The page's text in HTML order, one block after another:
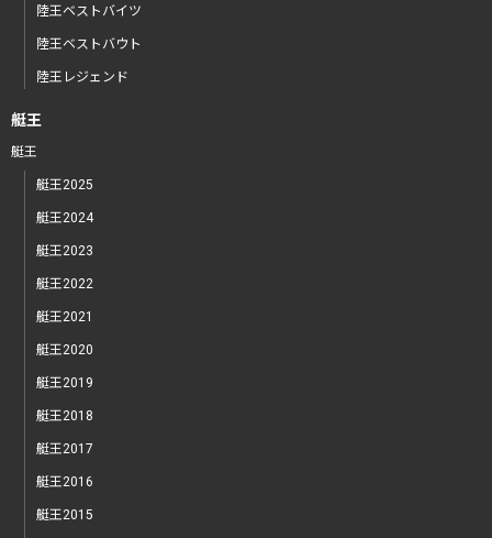
陸王ベストバイツ
陸王ベストバウト
陸王レジェンド
艇王
艇王
艇王2025
艇王2024
艇王2023
艇王2022
艇王2021
艇王2020
艇王2019
艇王2018
艇王2017
艇王2016
艇王2015